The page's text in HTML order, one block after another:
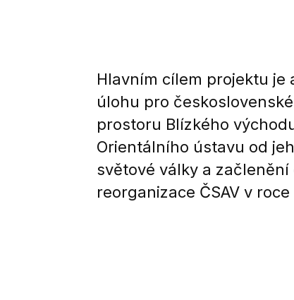
Hlavním cílem projektu je
úlohu pro
prostoru Blízkého
Orientálního ústavu od
světové války a
reorganizace ČSAV v roce